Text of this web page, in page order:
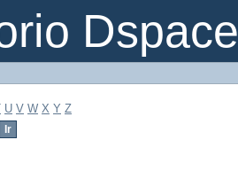
Dspace
U V W X Y Z